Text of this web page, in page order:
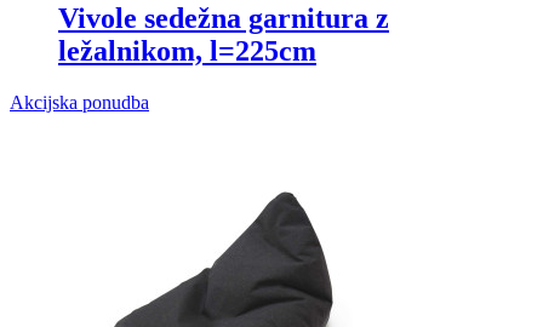
Vivole sedežna garnitura z
ležalnikom, l=225cm
Akcijska ponudba